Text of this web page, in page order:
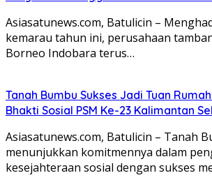
Asiasatunews.com, Batulicin –
kemarau tahun ini, perusahaan
Borneo Indobara terus…
Tanah Bumbu Sukses Jadi Tuan
Bhakti Sosial PSM Ke-23 Kalimantan
Asiasatunews.com, Batulicin – Tanah
menunjukkan komitmennya dalam
kesejahteraan sosial dengan sukses